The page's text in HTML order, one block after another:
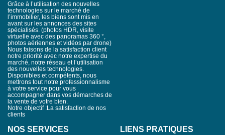
Grâce à l’utilisation des nouvelles
technologies sur le marché de
l’immobilier, les biens sont mis en
avant sur les annonces des sites
spécialisés. (photos HDR, visite
virtuelle avec des panoramas 360 °,
photos aériennes et vidéos par drone)
Nous faisons de la satisfaction client
notre priorité avec notre expertise du
marché, notre réseau et l’utilisation
des nouvelles technologies.
Disponibles et compétents, nous
mettrons tout notre professionnalisme
à votre service pour vous
accompagner dans vos démarches de
la vente de votre bien.
Notre objectif :La satisfaction de nos
clients
NOS SERVICES LIENS PRATIQUES